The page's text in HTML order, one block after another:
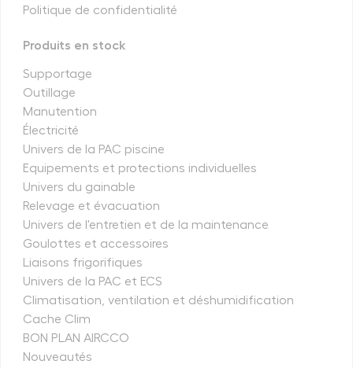
Politique de confidentialité
Produits en stock
Supportage
Outillage
Manutention
Électricité
Univers de la PAC piscine
Equipements et protections individuelles
Univers du gainable
Relevage et évacuation
Univers de l'entretien et de la maintenance
Goulottes et accessoires
Liaisons frigorifiques
Univers de la PAC et ECS
Climatisation, ventilation et déshumidification
Cache Clim
BON PLAN AIRCCO
Nouveautés